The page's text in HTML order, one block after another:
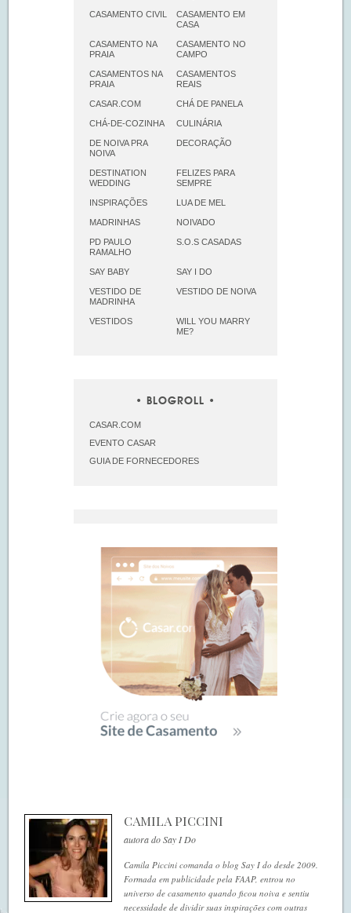
CASAMENTO CIVIL
CASAMENTO EM
CASA
CASAMENTO NA
PRAIA
CASAMENTO NO
CAMPO
CASAMENTOS NA
PRAIA
CASAMENTOS
REAIS
CASAR.COM CHÁ DE PANELA
CHÁ-DE-COZINHA CULINÁRIA
DE NOIVA PRA
NOIVA
DECORAÇÃO
DESTINATION
WEDDING
FELIZES PARA
SEMPRE
INSPIRAÇÕES LUA DE MEL
MADRINHAS NOIVADO
PD PAULO
RAMALHO
S.O.S CASADAS
SAY BABY SAY I DO
VESTIDO DE
MADRINHA
VESTIDO DE NOIVA
VESTIDOS
WILL YOU MARRY
ME?
BLOGROLL
CASAR.COM
EVENTO CASAR
GUIA DE FORNECEDORES
CAMILA PICCINI
autora do Say I Do
Camila Piccini comanda o blog Say I do desde 2009.
Formada em publicidade pela FAAP, entrou no
universo de casamento quando ficou noiva e sentiu
necessidade de dividir suas inspirações com outras